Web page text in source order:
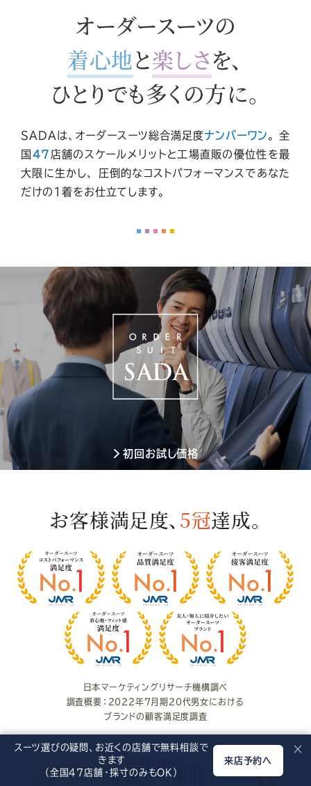
オーダースーツの
着心地と楽しさを、
ひとりでも多くの方に。
SADAは、オーダースーツ総合満足度ナンバーワン 。
全
国 47 店舗のスケールメリットと工場直販の優位性を最
大限に生かし、
圧倒的なコストパフォーマンスであなた
だけの1着をお仕立てします。
初回お試し価格
客
様
満
お客様満足度、 5冠達成。
日本マーケティングリサーチ機構調べ
調査概要：2022年7月期20代男女における
ブランドの顧客満足度調査
スーツ選びの疑問、お近くの店舗で無料相談で
きます
（全国47店舗・採寸のみもOK）
来店予約へ
×